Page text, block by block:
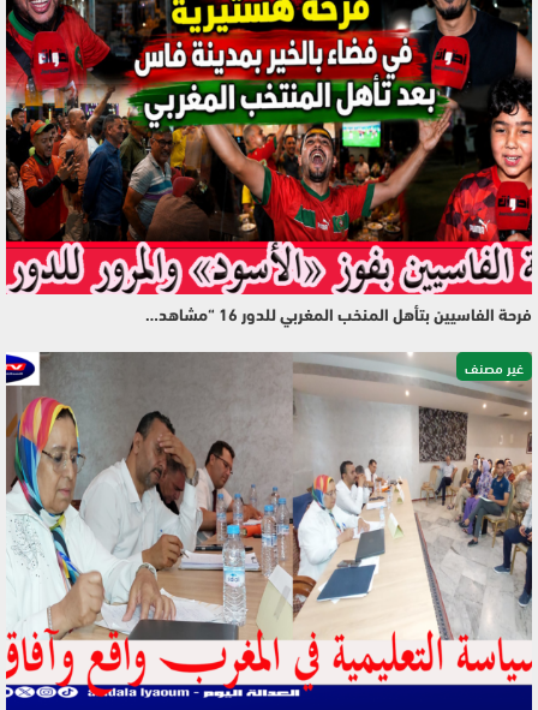
فرحة الفاسيين بتأهل المنخب المغربي للدور 16 “مشاهد…
غير مصنف